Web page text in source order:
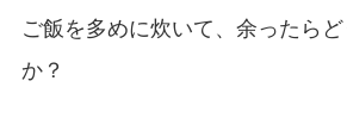
ご飯を多めに炊いて、余ったら
か？